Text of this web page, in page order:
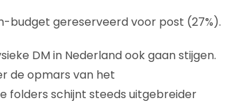
budget gereserveerd voor post (27%).
DM in Nederland ook gaan stijgen.
de opmars van het
folders schijnt steeds uitgebreider